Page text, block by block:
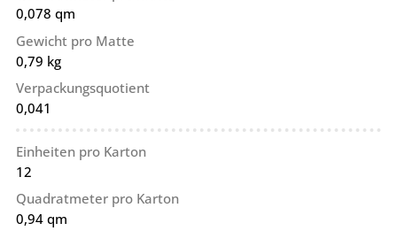
0,078 qm
Gewicht pro Matte
0,79 kg
Verpackungsquotient
0,041
Einheiten pro Karton
12
Quadratmeter pro Karton
0,94 qm